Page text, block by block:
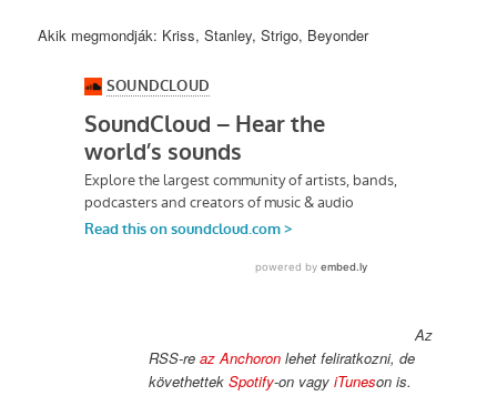
Akik megmondják: Kriss, Stanley, Strigo, Beyonder
Az
RSS-reaz Anchoron lehet feliratkozni, de
követhettekSpotify-on vagyiTuneson is.